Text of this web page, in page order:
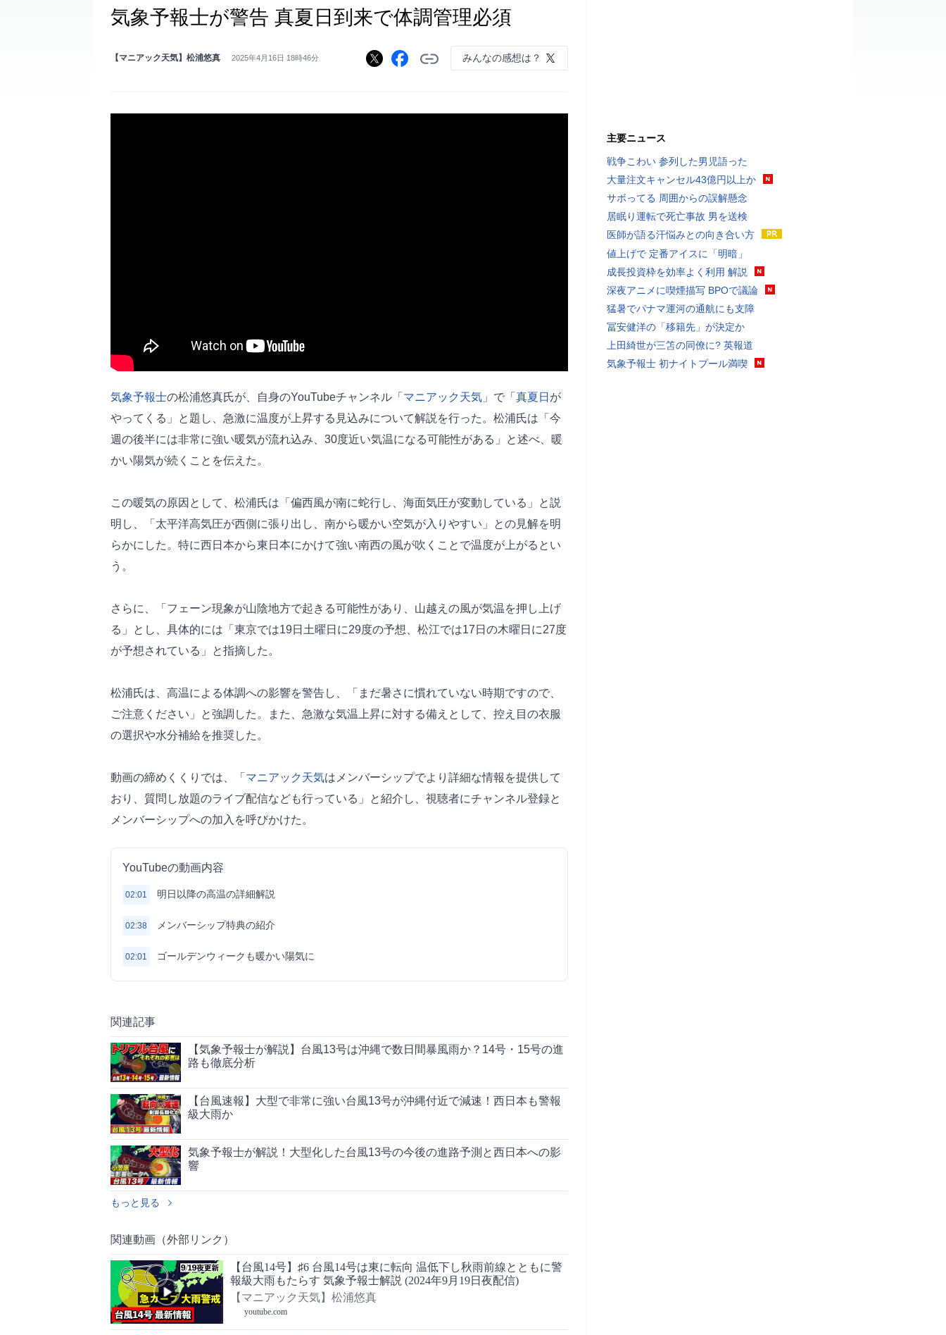
気象予報士が警告 真夏日到来で体調管理必須
【マニアック天気】松浦悠真 2025年4月16日 18時46分 みんなの感想は？
気象予報士の松浦悠真氏が、自身のYouTubeチャンネル「 マニアック 天気 」で「 真夏日 が
やってくる」と題し、急激に温度が上昇する見込みについて解説を行った。松浦氏は「今
週の後半には非常に強い暖気が流れ込み、30度近い気温になる可能性がある」と述べ、暖
かい陽気が続くことを伝えた。
この暖気の原因として、松浦氏は「偏西風が南に蛇行し、海面気圧が変動している」と説
明し、「太平洋高気圧が西側に張り出し、南から暖かい空気が入りやすい」との見解を明
らかにした。特に西日本から東日本にかけて強い南西の風が吹くことで温度が上がるとい
う。
さらに、「フェーン現象が山陰地方で起きる可能性があり、山越えの風が気温を押し上げ
る」とし、具体的には「東京では19日土曜日に29度の予想、松江では17日の木曜日に27度
が予想されている」と指摘した。
松浦氏は、高温による体調への影響を警告し、「まだ暑さに慣れていない時期ですので、
ご注意ください」と強調した。また、急激な気温上昇に対する備えとして、控え目の衣服
の選択や水分補給を推奨した。
動画の締めくくりでは、「 マニアック 天気はメンバーシップでより詳細な情報を提供して
おり、質問し放題のライブ配信なども行っている」と紹介し、視聴者にチャンネル登録と
メンバーシップへの加入を呼びかけた。
YouTubeの動画内容
02:01 明日以降の高温の詳細解説
02:38 メンバーシップ特典の紹介
02:01 ゴールデンウィークも暖かい陽気に
関連記事
【気象予報士が解説】台風13号は沖縄で数日間暴風雨か？14号・15号の進
路も徹底分析
【台風速報】大型で非常に強い台風13号が沖縄付近で減速！西日本も警報
級大雨か
気象予報士が解説！大型化した台風13号の今後の進路予測と西日本への影
響
もっと見る
関連動画（外部リンク）
【台風14号】♯6 台風14号は東に転向 温低下し秋雨前線とともに警
報級大雨もたらす 気象予報士解説 (2024年9月19日夜配信)
【マニアック天気】松浦悠真
youtube.com
主要ニュース
戦争こわい 参列した男児語った
大量注文キャンセル43億円以上か
サボってる 周囲からの誤解懸念
居眠り運転で死亡事故 男を送検
医師が語る汗悩みとの向き合い方
値上げで 定番アイスに「明暗」
成長投資枠を効率よく利用 解説
深夜アニメに喫煙描写 BPOで議論
猛暑でパナマ運河の通航にも支障
冨安健洋の「移籍先」が決定か
上田綺世が三笘の同僚に? 英報道
気象予報士 初ナイトプール満喫